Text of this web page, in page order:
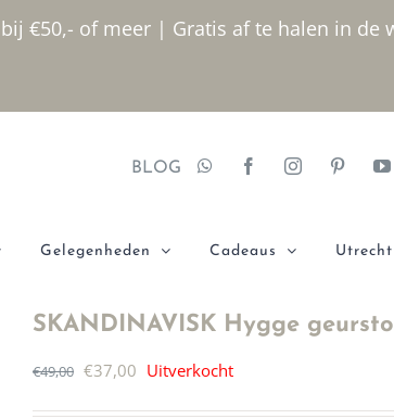
€50,- of meer | Gratis af te halen in
BLOG
Gelegenheden Cadeaus Utrecht
SKANDINAVISK Hygge
€49,00 Oorspronkelijke
€37,00 Huidige
Uitverkocht